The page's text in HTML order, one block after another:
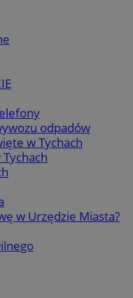
odpadów
w Tychach
Tychach
w Urzędzie Miasta?